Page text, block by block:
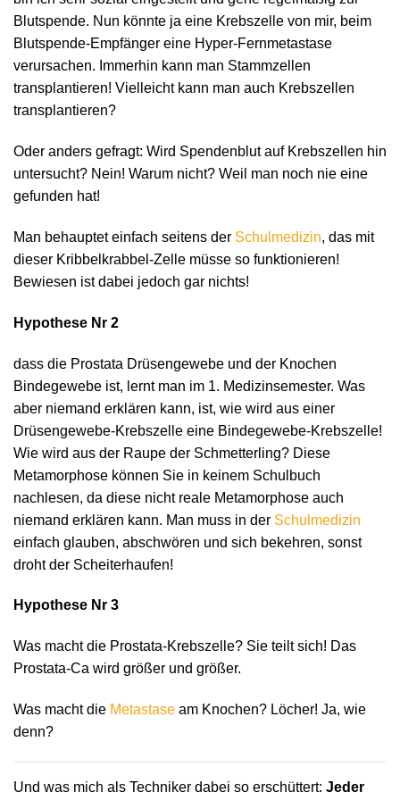
Blutspende. Nun könnte ja eine Krebszelle von mir, beim
Blutspende-Empfänger eine Hyper-Fernmetastase
verursachen. Immerhin kann man Stammzellen
transplantieren! Vielleicht kann man auch Krebszellen
transplantieren?
Oder anders gefragt: Wird Spendenblut auf Krebszellen hin
untersucht? Nein! Warum nicht? Weil man noch nie eine
gefunden hat!
Man behauptet einfach seitens der Schulmedizin, das mit
dieser Kribbelkrabbel-Zelle müsse so funktionieren!
Bewiesen ist dabei jedoch gar nichts!
Hypothese Nr 2
dass die Prostata Drüsengewebe und der Knochen
Bindegewebe ist, lernt man im 1. Medizinsemester. Was
aber niemand erklären kann, ist, wie wird aus einer
Drüsengewebe-Krebszelle eine Bindegewebe-Krebszelle!
Wie wird aus der Raupe der Schmetterling? Diese
Metamorphose können Sie in keinem Schulbuch
nachlesen, da diese nicht reale Metamorphose auch
niemand erklären kann. Man muss in der Schulmedizin
einfach glauben, abschwören und sich bekehren, sonst
droht der Scheiterhaufen!
Hypothese Nr 3
Was macht die Prostata-Krebszelle? Sie teilt sich! Das
Prostata-Ca wird größer und größer.
Was macht die Metastase am Knochen? Löcher! Ja, wie
denn?
Und was mich als Techniker dabei so erschüttert: Jeder